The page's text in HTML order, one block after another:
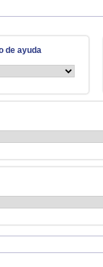
de ayuda